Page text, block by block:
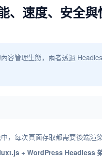
速度、安全與
容管理生態，兩者透過
，每次頁面存取都需要後端渲
+ WordPress Headless